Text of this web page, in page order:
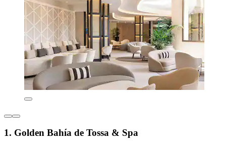
1. Golden Bahía de Tossa & Spa